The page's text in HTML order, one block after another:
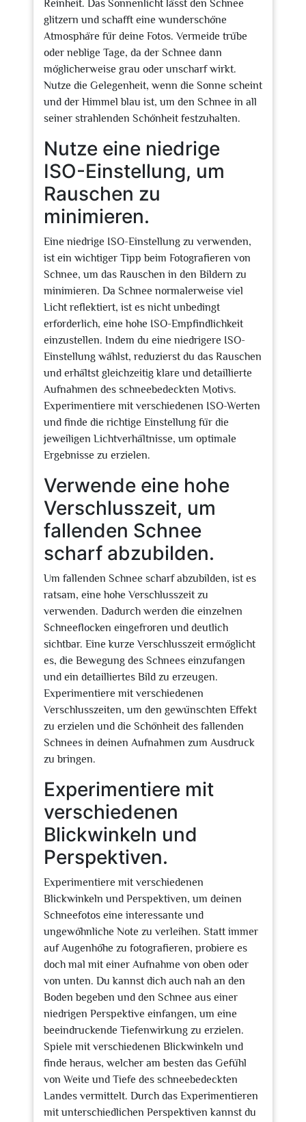
Reinheit. Das Sonnenlicht lässt den Schnee
glitzern und schafft eine wunderschöne
Atmosphäre für deine Fotos. Vermeide trübe
oder neblige Tage, da der Schnee dann
möglicherweise grau oder unscharf wirkt.
Nutze die Gelegenheit, wenn die Sonne scheint
und der Himmel blau ist, um den Schnee in all
seiner strahlenden Schönheit festzuhalten.
Nutze eine niedrige
ISO-Einstellung, um
Rauschen zu
minimieren.
Eine niedrige ISO-Einstellung zu verwenden,
ist ein wichtiger Tipp beim Fotografieren von
Schnee, um das Rauschen in den Bildern zu
minimieren. Da Schnee normalerweise viel
Licht reflektiert, ist es nicht unbedingt
erforderlich, eine hohe ISO-Empfindlichkeit
einzustellen. Indem du eine niedrigere ISO-
Einstellung wählst, reduzierst du das Rauschen
und erhältst gleichzeitig klare und detaillierte
Aufnahmen des schneebedeckten Motivs.
Experimentiere mit verschiedenen ISO-Werten
und finde die richtige Einstellung für die
jeweiligen Lichtverhältnisse, um optimale
Ergebnisse zu erzielen.
Verwende eine hohe
Verschlusszeit, um
fallenden Schnee
scharf abzubilden.
Um fallenden Schnee scharf abzubilden, ist es
ratsam, eine hohe Verschlusszeit zu
verwenden. Dadurch werden die einzelnen
Schneeflocken eingefroren und deutlich
sichtbar. Eine kurze Verschlusszeit ermöglicht
es, die Bewegung des Schnees einzufangen
und ein detailliertes Bild zu erzeugen.
Experimentiere mit verschiedenen
Verschlusszeiten, um den gewünschten Effekt
zu erzielen und die Schönheit des fallenden
Schnees in deinen Aufnahmen zum Ausdruck
zu bringen.
Experimentiere mit
verschiedenen
Blickwinkeln und
Perspektiven.
Experimentiere mit verschiedenen
Blickwinkeln und Perspektiven, um deinen
Schneefotos eine interessante und
ungewöhnliche Note zu verleihen. Statt immer
auf Augenhöhe zu fotografieren, probiere es
doch mal mit einer Aufnahme von oben oder
von unten. Du kannst dich auch nah an den
Boden begeben und den Schnee aus einer
niedrigen Perspektive einfangen, um eine
beeindruckende Tiefenwirkung zu erzielen.
Spiele mit verschiedenen Blickwinkeln und
finde heraus, welcher am besten das Gefühl
von Weite und Tiefe des schneebedeckten
Landes vermittelt. Durch das Experimentieren
mit unterschiedlichen Perspektiven kannst du